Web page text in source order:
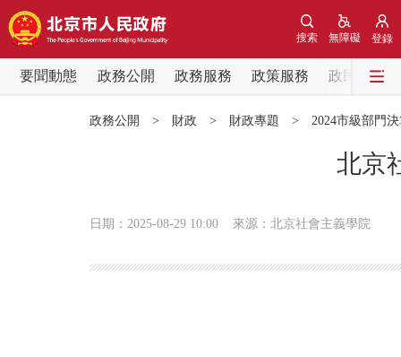
登錄
無障礙
搜索
要聞動態 政務公開 政務服務 政策服務
政民互動
政務公開 > 財政 > 財政專題 > 2024市級部門
北京
日期：2025-08-29 10:00 來源：北京社會主義學院